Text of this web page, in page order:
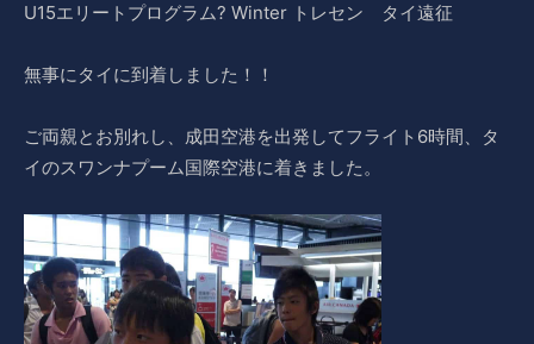
U15エリートプログラム? Winter トレセン タイ遠征
無事にタイに到着しました！！
ご両親とお別れし、成田空港を出発してフライト6時間、タ
イのスワンナプーム国際空港に着きました。